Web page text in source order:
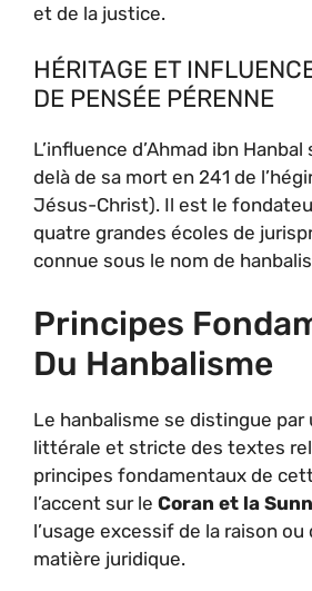
et de la justice.
HÉRITAGE ET
DE PENSÉE PÉRENNE
L’influence d’Ahmad ibn
delà de sa mort en 241 de
Jésus-Christ). Il est le
quatre grandes écoles de
connue sous le nom de
Principes
Du Hanbalisme
Le hanbalisme se distingue par
littérale et stricte des textes
principes fondamentaux de
l’accent sur le Coran et la
l’usage excessif de la raison
matière juridique.